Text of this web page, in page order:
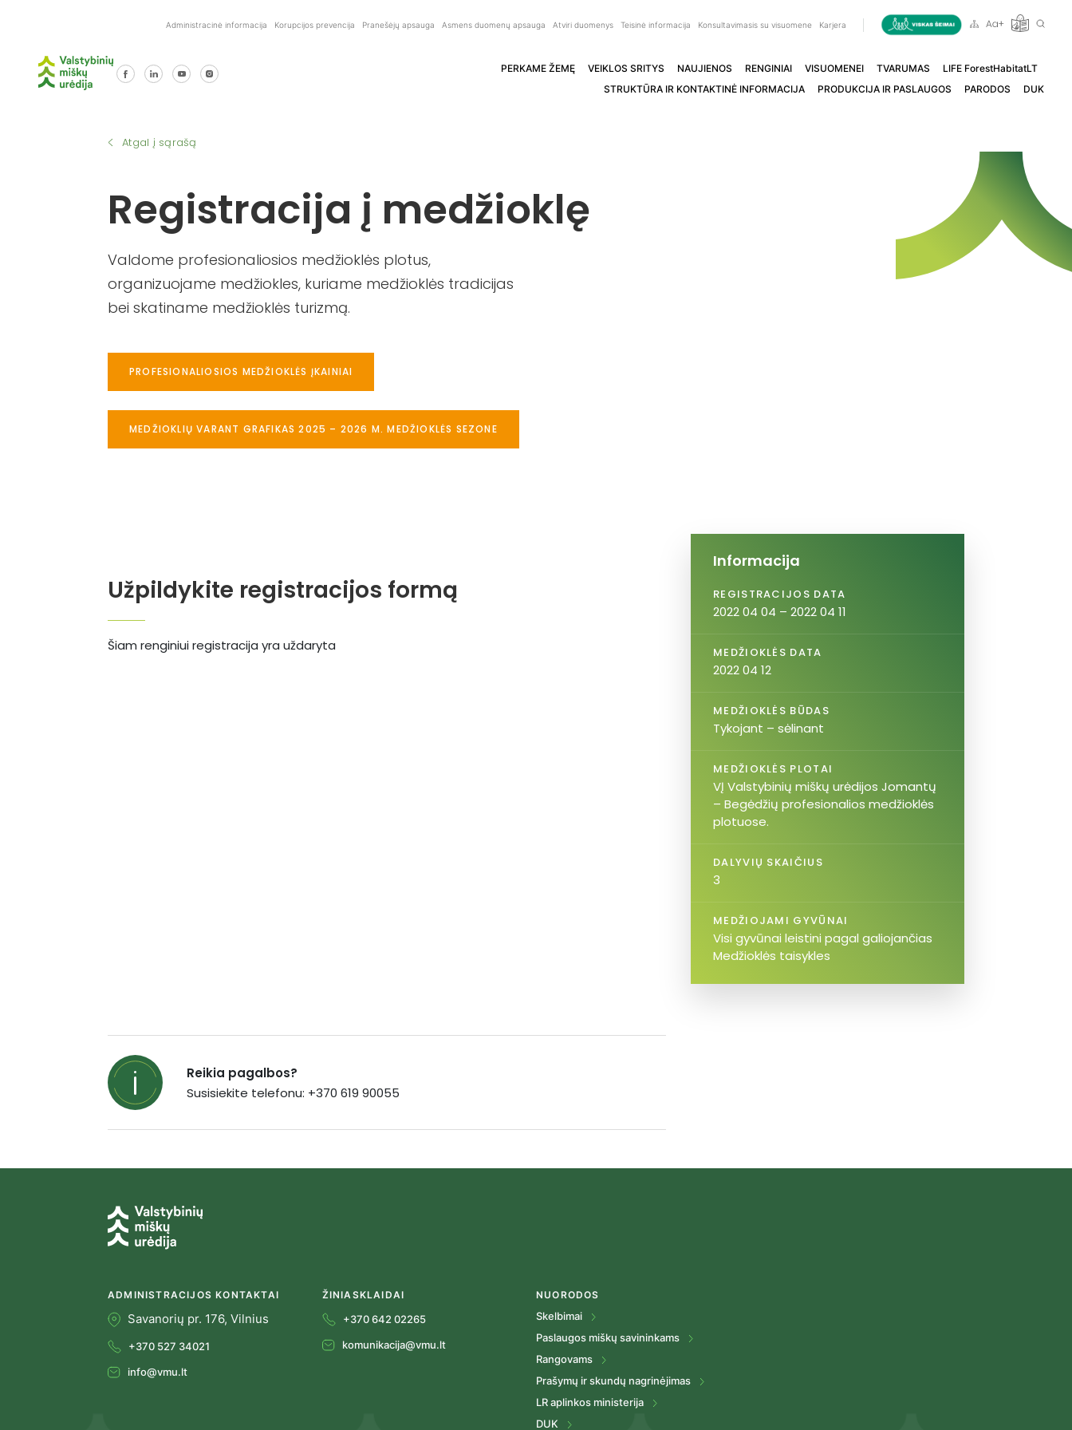
Administracinė informacija Korupcijos prevencija Pranešėjų apsauga Asmens duomenų apsauga Atviri duomenys Teisinė informacija Konsultavimasis su visuomene Karjera
PERKAME ŽEMĘ VEIKLOS SRITYS NAUJIENOS RENGINIAI VISUOMENEI TVARUMAS
LIFE ForestHabitatLT
STRUKTŪRA IR KONTAKTINĖ INFORMACIJA
PRODUKCIJA IR PASLAUGOS PARODOS DUK
Atgal į sąrašą
Registracija į medžioklę
Valdome profesionaliosios medžioklės plotus,
organizuojame medžiokles, kuriame medžioklės tradicijas
bei skatiname medžioklės turizmą.
PROFESIONALIOSIOS MEDŽIOKLĖS ĮKAINIAI
MEDŽIOKLIŲ VARANT GRAFIKAS 2025 – 2026 M. MEDŽIOKLĖS SEZONE
Užpildykite registracijos formą
Šiam renginiui registracija yra uždaryta
Informacija
REGISTRACIJOS DATA
2022 04 04 – 2022 04 11
MEDŽIOKLĖS DATA
2022 04 12
MEDŽIOKLĖS BŪDAS
Tykojant – sėlinant
MEDŽIOKLĖS PLOTAI
VĮ Valstybinių miškų urėdijos Jomantų
– Begėdžių profesionalios medžioklės
plotuose.
DALYVIŲ SKAIČIUS
3
MEDŽIOJAMI GYVŪNAI
Visi gyvūnai leistini pagal galiojančias
Medžioklės taisykles
Reikia pagalbos?
Susisiekite telefonu: +370 619 90055
ADMINISTRACIJOS KONTAKTAI
Savanorių pr. 176, Vilnius
+370 527 34021
info@vmu.lt
ŽINIASKLAIDAI
+370 642 02265
komunikacija@vmu.lt
NUORODOS
Skelbimai
Paslaugos miškų savininkams
Rangovams
Prašymų ir skundų nagrinėjimas
LR aplinkos ministerija
DUK